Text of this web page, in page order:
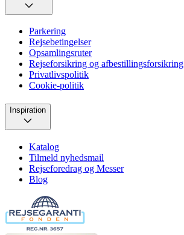
Parkering
Rejsebetingelser
Opsamlingsruter
Rejseforsikring og afbestillingsforsikring
Privatlivspolitik
Cookie-politik
Inspiration
Katalog
Tilmeld nyhedsmail
Rejseforedrag og Messer
Blog